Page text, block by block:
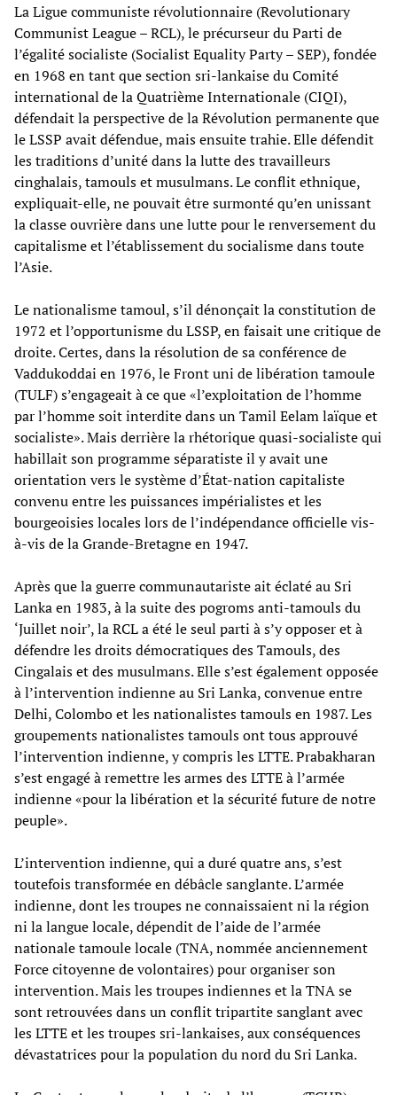
La Ligue communiste révolutionnaire (Revolutionary
Communist League – RCL), le précurseur du Parti de
l’égalité socialiste (Socialist Equality Party – SEP), fondée
en 1968 en tant que section sri-lankaise du Comité
international de la Quatrième Internationale (CIQI),
défendait la perspective de la Révolution permanente que
le LSSP avait défendue, mais ensuite trahie. Elle défendit
les traditions d’unité dans la lutte des travailleurs
cinghalais, tamouls et musulmans. Le conflit ethnique,
expliquait-elle, ne pouvait être surmonté qu’en unissant
la classe ouvrière dans une lutte pour le renversement du
capitalisme et l’établissement du socialisme dans toute
l’Asie.
Le nationalisme tamoul, s’il dénonçait la constitution de
1972 et l’opportunisme du LSSP, en faisait une critique de
droite. Certes, dans la résolution de sa conférence de
Vaddukoddai en 1976, le Front uni de libération tamoule
(TULF) s’engageait à ce que «l’exploitation de l’homme
par l’homme soit interdite dans un Tamil Eelam laïque et
socialiste». Mais derrière la rhétorique quasi-socialiste qui
habillait son programme séparatiste il y avait une
orientation vers le système d’État-nation capitaliste
convenu entre les puissances impérialistes et les
bourgeoisies locales lors de l’indépendance officielle vis-
à-vis de la Grande-Bretagne en 1947.
Après que la guerre communautariste ait éclaté au Sri
Lanka en 1983, à la suite des pogroms anti-tamouls du
‘Juillet noir’, la RCL a été le seul parti à s’y opposer et à
défendre les droits démocratiques des Tamouls, des
Cingalais et des musulmans. Elle s’est également opposée
à l’intervention indienne au Sri Lanka, convenue entre
Delhi, Colombo et les nationalistes tamouls en 1987. Les
groupements nationalistes tamouls ont tous approuvé
l’intervention indienne, y compris les LTTE. Prabakharan
s’est engagé à remettre les armes des LTTE à l’armée
indienne «pour la libération et la sécurité future de notre
peuple».
L’intervention indienne, qui a duré quatre ans, s’est
toutefois transformée en débâcle sanglante. L’armée
indienne, dont les troupes ne connaissaient ni la région
ni la langue locale, dépendit de l’aide de l’armée
nationale tamoule locale (TNA, nommée anciennement
Force citoyenne de volontaires) pour organiser son
intervention. Mais les troupes indiennes et la TNA se
sont retrouvées dans un conflit tripartite sanglant avec
les LTTE et les troupes sri-lankaises, aux conséquences
dévastatrices pour la population du nord du Sri Lanka.